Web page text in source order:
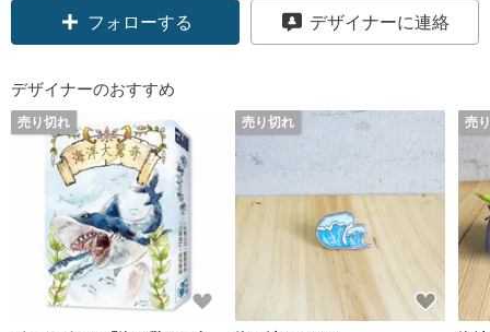
フォローする デザイナーに連絡
デザイナーのおすすめ
売り切れ 売り切れ 売